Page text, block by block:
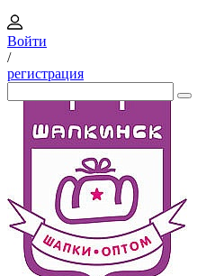
Войти
/
регистрация